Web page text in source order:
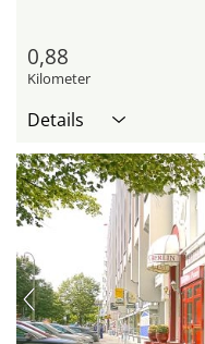
0,88
Kilometer
Details